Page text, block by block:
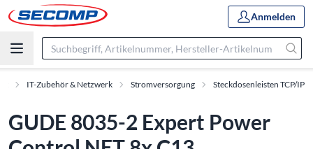
Anmelden
IT-Zubehör & Netzwerk Stromversorgung Steckdosenleisten TCP/IP
GUDE 8035-2 Expert Power